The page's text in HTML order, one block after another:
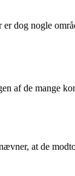
dog nogle
af de mange
at de